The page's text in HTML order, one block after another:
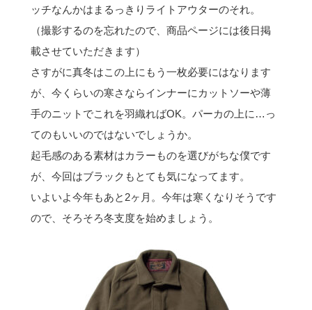
ッチなんかはまるっきりライトアウターのそれ。
（撮影するのを忘れたので、商品ページには後日掲
載させていただきます）
さすがに真冬はこの上にもう一枚必要にはなります
が、今くらいの寒さならインナーにカットソーや薄
手のニットでこれを羽織ればOK。パーカの上に…っ
てのもいいのではないでしょうか。
起毛感のある素材はカラーものを選びがちな僕です
が、今回はブラックもとても気になってます。
いよいよ今年もあと2ヶ月。今年は寒くなりそうです
ので、そろそろ冬支度を始めましょう。